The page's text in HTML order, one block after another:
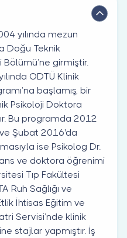
yılında mezun
Doğu Teknik
Bölümü’ne girmiştir.
ODTÜ Klinik
başlamış, bir
Psikoloji Doktora
Bu programda 2012
Şubat 2016'da
ise Psikolog Dr.
ve doktora öğrenimi
Tıp Fakültesi
Ruh Sağlığı ve
İhtisas Eğitim ve
Servisi’nde klinik
stajlar yapmıştır. İş